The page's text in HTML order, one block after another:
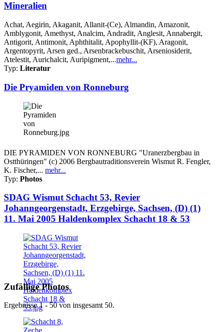
Mineralien
Achat, Aegirin, Akaganit, Allanit-(Ce), Almandin, Amazonit,
Amblygonit, Amethyst, Analcim, Andradit, Anglesit, Annabergit,
Antigorit, Antimonit, Aphthitalit, Apophyllit-(KF), Aragonit,
Argentopyrit, Arsen ged., Arsenbrackebuschit, Arseniosiderit,
Atelestit, Aurichalcit, Auripigment,...mehr...
Typ: Literatur
Die Pryamiden von Ronneburg
DIE PYRAMIDEN VON RONNEBURG "Uranerzbergbau in
Ostthüringen" (c) 2006 Bergbautraditionsverein Wismut R. Fengler,
K. Fischer,... mehr...
Typ: Photos
SDAG Wismut Schacht 53, Revier
Johanngeorgenstadt, Erzgebirge, Sachsen, (D) (1)
11. Mai 2005 Haldenkomplex Schacht 18 & 53
Zufällige Photos
Ergebnisse 1 - 50 von insgesamt 50.